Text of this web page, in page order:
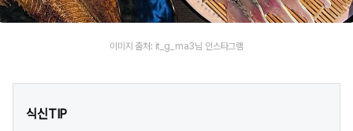
이미지 출처: it_g_ma3님 인스타그램
식신TIP